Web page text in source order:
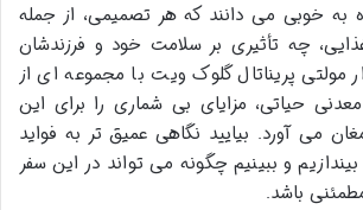
به خوبی می دانند که هر تصمیمی، از جمله
چه تأثیری بر سلامت خود و فرزندشان
پریناتال گلوک ویت با مجموعه ای از
حیاتی، مزایای بی شماری را برای این
می آورد. بیایید نگاهی عمیق تر به فواید
و ببینیم چگونه می تواند در این سفر
باشد.